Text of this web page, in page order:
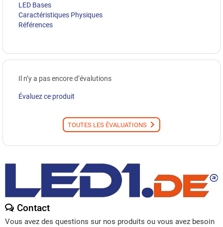
LED Bases
Caractéristiques Physiques
Références
Il n’y a pas encore d’évalutions
Évaluez ce produit
TOUTES LES ÉVALUATIONS
Contact
Vous avez des questions sur nos produits ou vous avez besoin